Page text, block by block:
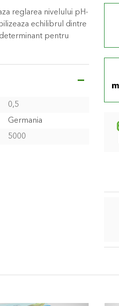
reglarea nivelului pH-
echilibrul dintre
pentru
0,5
Germania
5000